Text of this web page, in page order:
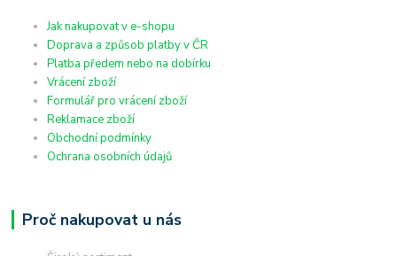
Jak nakupovat v e-shopu
Doprava a způsob platby v ČR
Platba předem nebo na dobírku
Vrácení zboží
Formulář pro vrácení zboží
Reklamace zboží
Obchodní podmínky
Ochrana osobních údajů
Proč nakupovat u nás